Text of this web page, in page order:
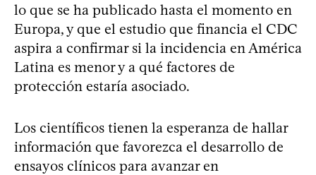
lo que se ha publicado hasta el momento en
Europa, y que el estudio que financia el CDC
aspira a confirmar si la incidencia en América
Latina es menor y a qué factores de
protección estaría asociado.
Los científicos tienen la esperanza de hallar
información que favorezca el desarrollo de
ensayos clínicos para avanzar en